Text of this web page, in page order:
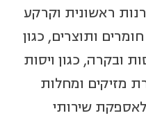
ראשונית וקרקע
ותוצרים, כגון
ובקרה, כגון ויסות
מזיקים ומחלות
שירותי